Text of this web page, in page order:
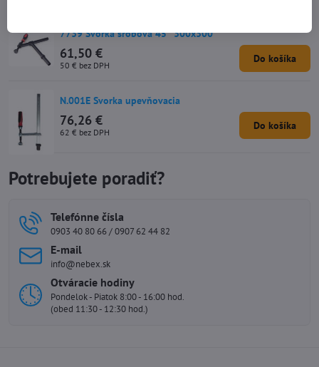
7739 Svorka šrobová 45° 300x300
61,50 €
50 € bez DPH
Do košíka
N.001E Svorka upevňovacia
76,26 €
62 € bez DPH
Do košíka
Potrebujete poradiť?
Telefónne čísla
0903 40 80 66 / 0907 62 44 82
E-mail
info@nebex.sk
Otváracie hodiny
Pondelok - Piatok 8:00 - 16:00 hod.
(obed 11:30 - 12:30 hod.)